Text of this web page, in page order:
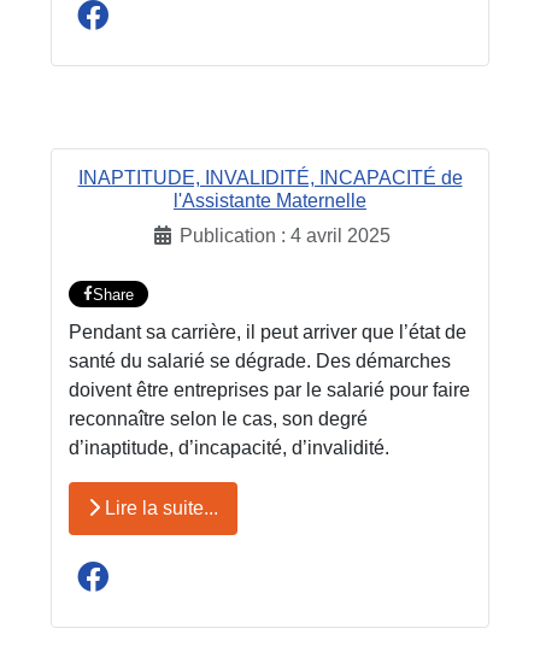
INAPTITUDE, INVALIDITÉ, INCAPACITÉ de
l'Assistante Maternelle
Publication : 4 avril 2025
Share
Pendant sa carrière, il peut arriver que l’état de
santé du salarié se dégrade. Des démarches
doivent être entreprises par le salarié pour faire
reconnaître selon le cas, son degré
d’inaptitude, d’incapacité, d’invalidité.
Lire la suite...